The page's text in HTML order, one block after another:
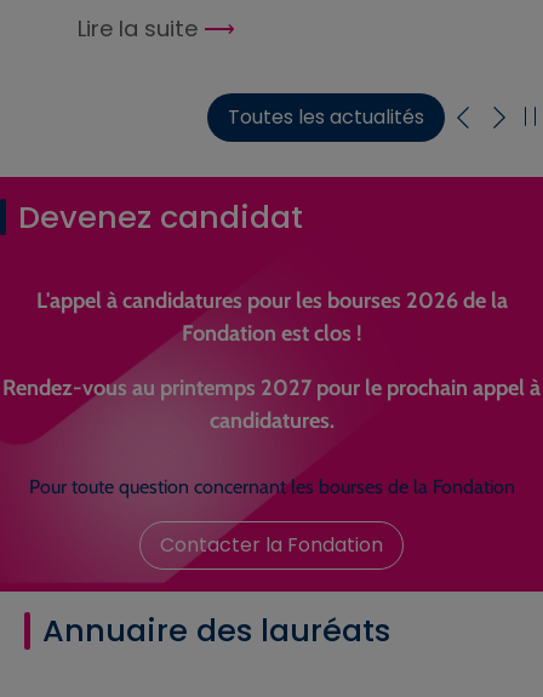
Lire la suite
Toutes les actualités
Devenez candidat
L'appel à candidatures pour les bourses 2026 de la
Fondation est clos !
Rendez-vous au printemps 2027 pour le prochain appel à
candidatures.
Pour toute question concernant les bourses de la Fondation
Contacter la Fondation
Annuaire des lauréats